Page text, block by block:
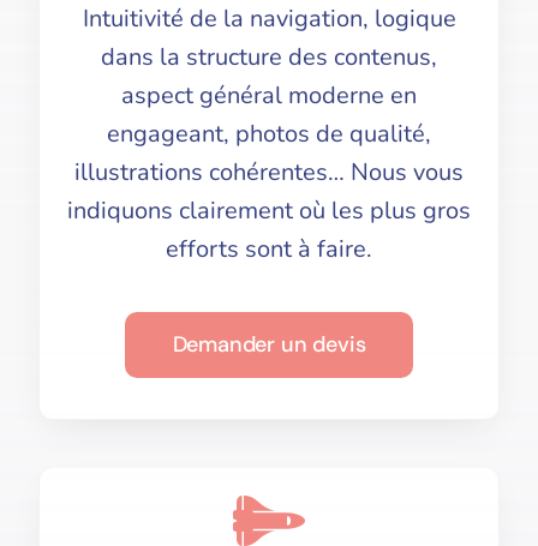
Intuitivité de la navigation, logique
dans la structure des contenus,
aspect général moderne en
engageant, photos de qualité,
illustrations cohérentes… Nous vous
indiquons clairement où les plus gros
efforts sont à faire.
Demander un devis